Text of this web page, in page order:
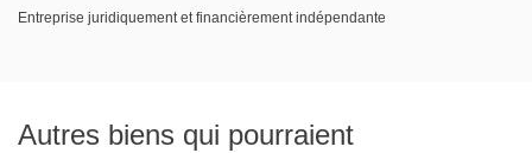
Entreprise juridiquement et financièrement indépendante
Autres biens qui pourraient